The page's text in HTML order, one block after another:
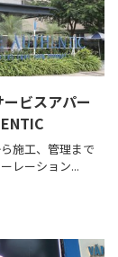
ビスアパー
施工、管理まで
レーション...